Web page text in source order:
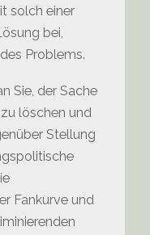
solch einer
bei,
Problems.
Sie, der Sache
löschen und
Stellung
Fankurve und